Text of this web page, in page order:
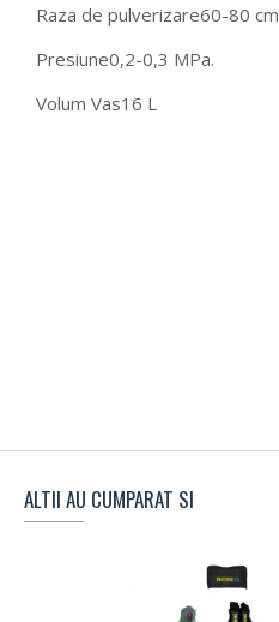
Raza de pulverizare60-80 cm
Presiune0,2-0,3 MPa.
Volum Vas16 L
ALTII AU CUMPARAT SI